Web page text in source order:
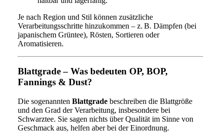
Je nach Region und Stil können zusätzliche
Verarbeitungsschritte hinzukommen – z. B. Dämpfen (bei
japanischem Grüntee), Rösten, Sortieren oder
Aromatisieren.
Blattgrade – Was bedeuten OP, BOP,
Fannings & Dust?
Die sogenannten Blattgrade beschreiben die Blattgröße
und den Grad der Verarbeitung, insbesondere bei
Schwarztee. Sie sagen nichts über Qualität im Sinne von
Geschmack aus, helfen aber bei der Einordnung.